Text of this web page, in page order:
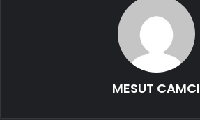
MESUT CAMCI